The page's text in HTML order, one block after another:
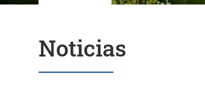
Noticias